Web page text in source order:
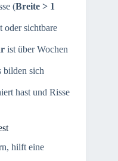
(Breite > 1
oder sichtbare
ist über Wochen
bilden sich
hast und Risse
hilft eine